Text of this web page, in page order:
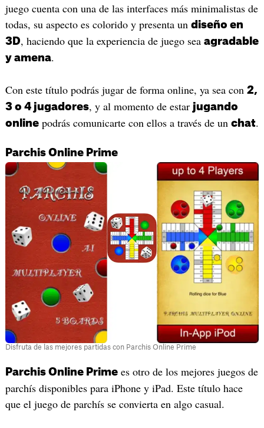
juego cuenta con una de las interfaces más minimalistas de
todas, su aspecto es colorido y presenta un diseño en
3D, haciendo que la experiencia de juego sea agradable
y amena.
Con este título podrás jugar de forma online, ya sea con 2,
3 o 4 jugadores, y al momento de estar jugando
onlinepodrás comunicarte con ellos a través de un chat.
Parchis Online Prime
Disfruta de las mejores partidas con Parchis Online Prime
Parchis Online Primees otro de los mejores juegos de
parchís disponibles para iPhone y iPad. Este título hace
que el juego de parchís se convierta en algo casual.